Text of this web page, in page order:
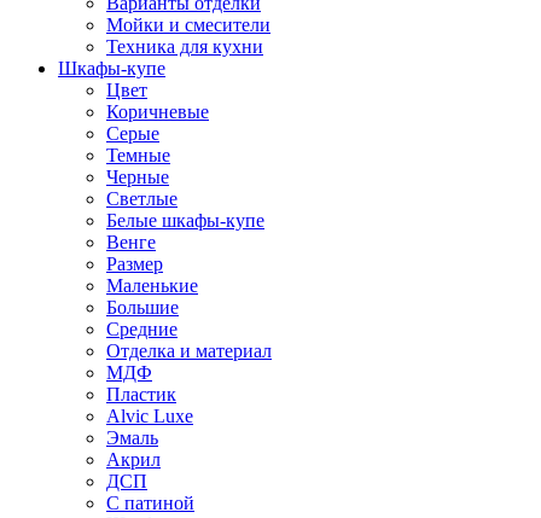
Мойки и смесители
Техника для кухни
Шкафы-купе
Цвет
Коричневые
Серые
Темные
Черные
Светлые
Белые шкафы-купе
Венге
Размер
Маленькие
Большие
Средние
Отделка и материал
МДФ
Пластик
Alvic Luxe
Эмаль
Акрил
ДСП
С патиной